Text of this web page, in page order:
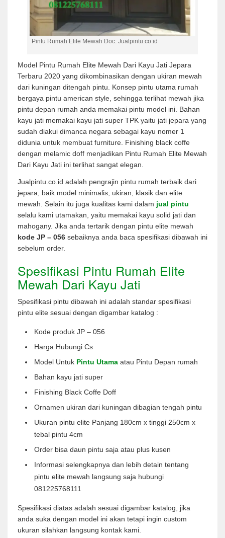
Pintu Rumah Elite Mewah Doc: Jualpintu.co.id
Model Pintu Rumah Elite Mewah Dari Kayu Jati Jepara
Terbaru 2020 yang dikombinasikan dengan ukiran mewah
dari kuningan ditengah pintu. Konsep pintu utama rumah
bergaya pintu american style, sehingga terlihat mewah jika
pintu depan rumah anda memakai pintu model ini. Bahan
kayu jati memakai kayu jati super TPK yaitu jati jepara yang
sudah diakui dimanca negara sebagai kayu nomer 1
didunia untuk membuat furniture. Finishing black coffe
dengan melamic doff menjadikan Pintu Rumah Elite Mewah
Dari Kayu Jati ini terlihat sangat elegan.
Jualpintu.co.id adalah pengrajin pintu rumah terbaik dari
jepara, baik model minimalis, ukiran, klasik dan elite
mewah. Selain itu juga kualitas kami dalam jual pintu
selalu kami utamakan, yaitu memakai kayu solid jati dan
mahogany. Jika anda tertarik dengan pintu elite mewah
kode JP – 056 sebaiknya anda baca spesifikasi dibawah ini
sebelum order.
Spesifikasi Pintu Rumah Elite
Mewah Dari Kayu Jati
Spesifikasi pintu dibawah ini adalah standar spesifikasi
pintu elite sesuai dengan digambar katalog :
Kode produk JP – 056
Harga Hubungi Cs
Model Untuk Pintu Utama atau Pintu Depan rumah
Bahan kayu jati super
Finishing Black Coffe Doff
Ornamen ukiran dari kuningan dibagian tengah pintu
Ukuran pintu elite Panjang 180cm x tinggi 250cm x
tebal pintu 4cm
Order bisa daun pintu saja atau plus kusen
Informasi selengkapnya dan lebih detain tentang
pintu elite mewah langsung saja hubungi
081225768111
Spesifikasi diatas adalah sesuai digambar katalog, jika
anda suka dengan model ini akan tetapi ingin custom
ukuran silahkan langsung kontak kami.